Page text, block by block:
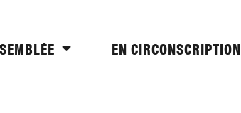
EN CIRCONSCRIPTION